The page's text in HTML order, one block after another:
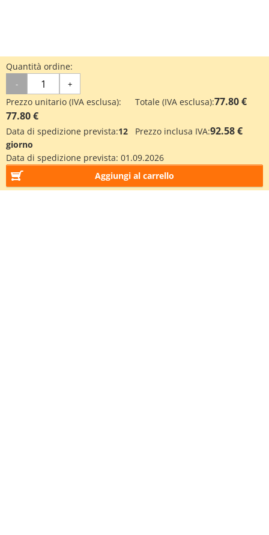
Quantità ordine:
- +
Prezzo unitario (IVA esclusa):
77.80 €
Totale (IVA esclusa):77.80 €
Data di spedizione prevista:12
giorno
Prezzo inclusa IVA:92.58 €
Data di spedizione prevista: 01.09.2026
Aggiungi al carrello